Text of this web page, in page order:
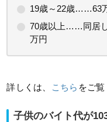
19歳～22歳……63
70歳以上……同居
万円
詳しくは、 こちら をご覧
子供のバイト代が